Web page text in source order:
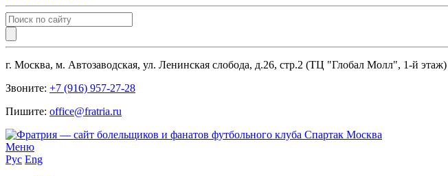
г. Москва, м. Автозаводская, ул. Ленинская слобода, д.26, стр.2 (ТЦ "Глобал Молл", 1-й этаж)
Звоните: +7 (916) 957-27-28
Пишите: office@fratria.ru
Меню
Рус Eng